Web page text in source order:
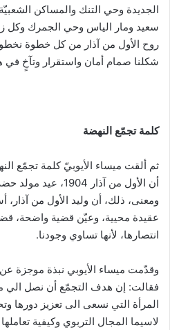
الجديدة وحي التنك والمساكن
سعيد ومار الياس وحي الجمرك وكل
روح الأول من آذار من كل خطوة
شكلنا صمام أمان واستقرار وتآخٍ في
كلمة تجمّع النهضة
ثم ألقت ميساء الأيوبيّ كلمة تجمّع
أن الأول من آذار
ومعنى، ذلك، أن وليد الأول من
عقيدة محيية، وعيّن قضية واضحة،
انتصارها، لأنها تساوي وجودنا.
وقدّمت ميساء الأيوبي نبذة موجزة
فقالت: إن هدف التجمّع أن نصل
المرأة التي نسعى الى تعزيز دورها
لاسيما المجال التربوي وكيفية